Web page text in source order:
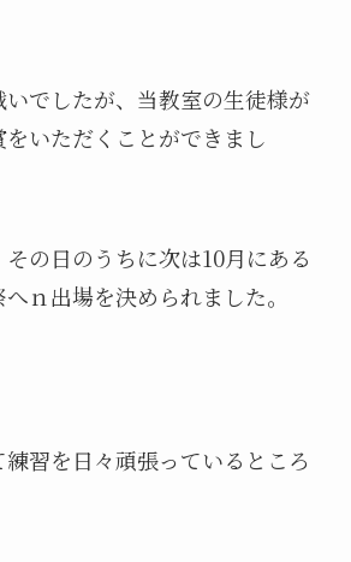
でしたが、当教室の生徒様が
いただくことができまし
の日のうちに次は10月にある
ｎ出場を決められました。
習を日々頑張っているところ